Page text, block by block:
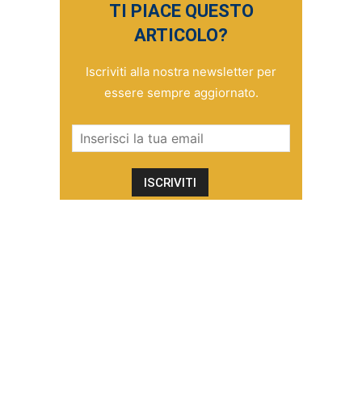
TI PIACE QUESTO
ARTICOLO?
Iscriviti alla nostra newsletter per
essere sempre aggiornato.